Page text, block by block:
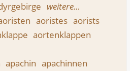
weitere…
aoristes aorists
aortenklappen
apachin apachinnen